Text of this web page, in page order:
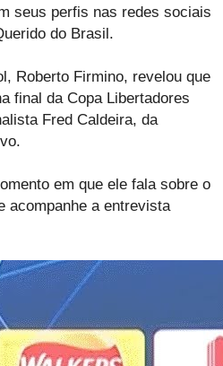
seus perfis nas redes sociais
do Brasil.
Roberto Firmino, revelou que
final da Copa Libertadores
Fred Caldeira, da
em que ele fala sobre o
acompanhe a entrevista